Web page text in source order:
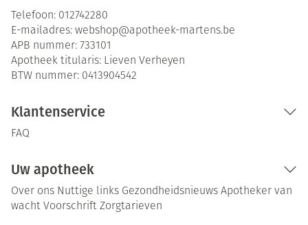
Telefoon: 012742280
E-mailadres: webshop@apotheek-martens.be
APB nummer: 733101
Apotheek titularis: Lieven Verheyen
BTW nummer: 0413904542
Klantenservice
FAQ
Uw apotheek
Over ons Nuttige links Gezondheidsnieuws Apotheker van
wacht Voorschrift Zorgtarieven